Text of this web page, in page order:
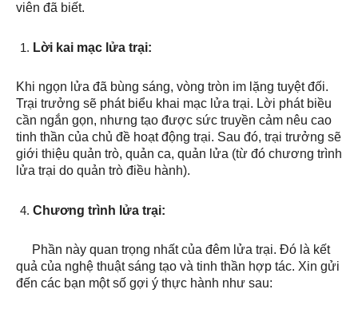
viên đã biết.
Lời kai mạc lửa trại:
Khi ngọn lửa đã bùng sáng, vòng tròn im lặng tuyệt đối.
Trại trưởng sẽ phát biểu khai mạc lửa trại. Lời phát biều
cần ngắn gọn, nhưng tạo được sức truyền cảm nêu cao
tinh thần của chủ đề hoạt động trại. Sau đó, trại trưởng sẽ
giới thiệu quản trò, quản ca, quản lửa (từ đó chương trình
lửa trại do quản trò điều hành).
Chương trình lửa trại:
Phần này quan trọng nhất của đêm lửa trại. Đó là kết
quả của nghệ thuật sáng tạo và tinh thần hợp tác. Xin gửi
đến các bạn một số gợi ý thực hành như sau: